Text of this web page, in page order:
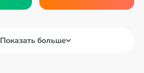
Показать больше